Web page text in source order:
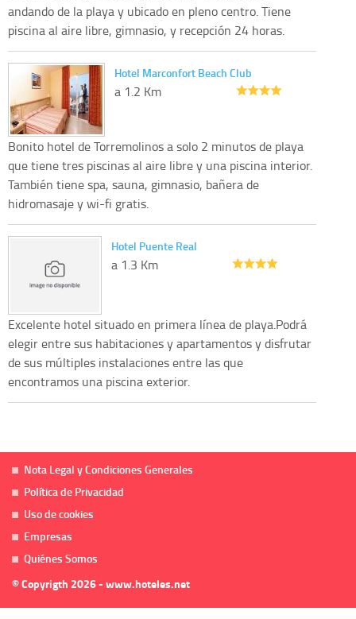
andando de la playa y ubicado en pleno centro. Tiene
piscina al aire libre, gimnasio, y recepción 24 horas.
Hotel Marconfort Beach Club
a 1.2 Km
Bonito hotel de Torremolinos a solo 2 minutos de playa
que tiene tres piscinas al aire libre y una piscina interior.
También tiene spa, sauna, gimnasio, bañera de
hidromasaje y wi-fi gratis.
Hotel Puente Real
a 1.3 Km
Excelente hotel situado en primera línea de playa.Podrá
elegir entre sus habitaciones y apartamentos y disfrutar
de sus múltiples instalaciones entre las que
encontramos una piscina exterior.
Nota Legal y Condiciones Generales
Política de Privacidad
Uso de cookies
Empresas
Quiénes Somos
© Copyrigth 2026 - www.hoteles.net